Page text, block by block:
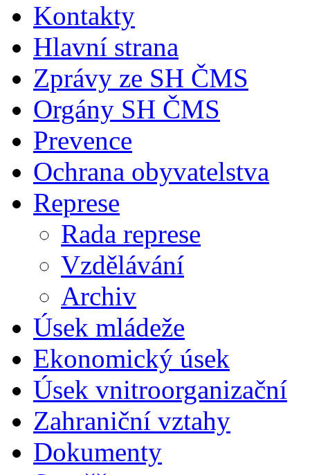
Kontakty
Hlavní strana
Zprávy ze SH ČMS
Orgány SH ČMS
Prevence
Ochrana obyvatelstva
Represe
Rada represe
Vzdělávání
Archiv
Úsek mládeže
Ekonomický úsek
Úsek vnitroorganizační
Zahraniční vztahy
Dokumenty